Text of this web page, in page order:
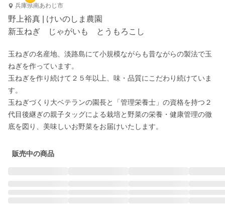
兵庫県南あわじ市
野上裕真 | けいのしま農園
新玉ねぎ じゃがいも とうもろこし
玉ねぎの名産地、淡路島にて小規模ながらも昔ながらの製法で玉
ねぎを作っています。
玉ねぎを作り続けて２５年以上、味・品質にこだわり続けていま
す。
玉ねぎづくり大ベテランの園長と「管理栄養士」の資格を持つ２
代目後継ぎの親子タッグによる栽培と野菜の栄養・健康管理の徹
底を図り、美味しいお野菜をお届けいたします。
販売中の商品